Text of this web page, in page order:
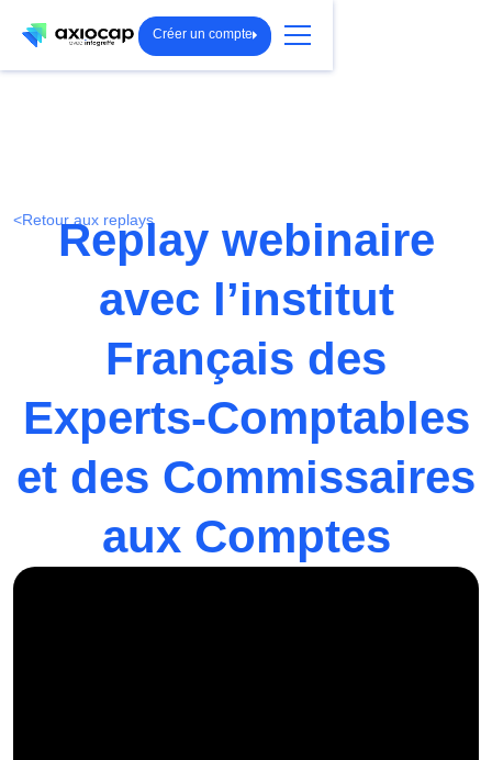
Créer un compte
<Retour aux replays
Replay webinaire
avec l’institut
Français des
Experts-Comptables
et des Commissaires
aux Comptes